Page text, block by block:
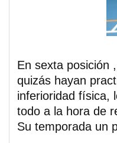
En sexta posición
quizás hayan
inferioridad física,
todo a la hora de
Su temporada un